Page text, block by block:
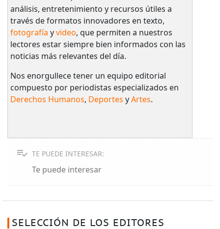
análisis, entretenimiento y recursos útiles a
través de formatos innovadores en texto,
fotografía yvideo, que permiten a nuestros
lectores estar siempre bien informados con las
noticias más relevantes del día.
Nos enorgullece tener un equipo editorial
compuesto por periodistas especializados en
Derechos Humanos, Deportes yArtes.
TE PUEDE INTERESAR:
Te puede interesar
SELECCIÓN DE LOS EDITORES